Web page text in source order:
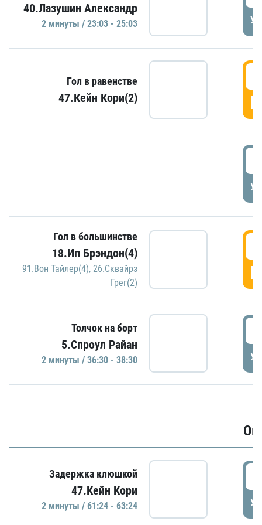
40.Лазушин Александр
2 минуты / 23:03 - 25:03
Гол в равенстве
47.Кейн Кори(2)
Гол в большинстве
18.Ип Брэндон(4)
91.Вон Тайлер(4), 26.Сквайрз
Грег(2)
Толчок на борт
5.Спроул Райан
2 минуты / 36:30 - 38:30
Задержка клюшкой
47.Кейн Кори
2 минуты / 61:24 - 63:24